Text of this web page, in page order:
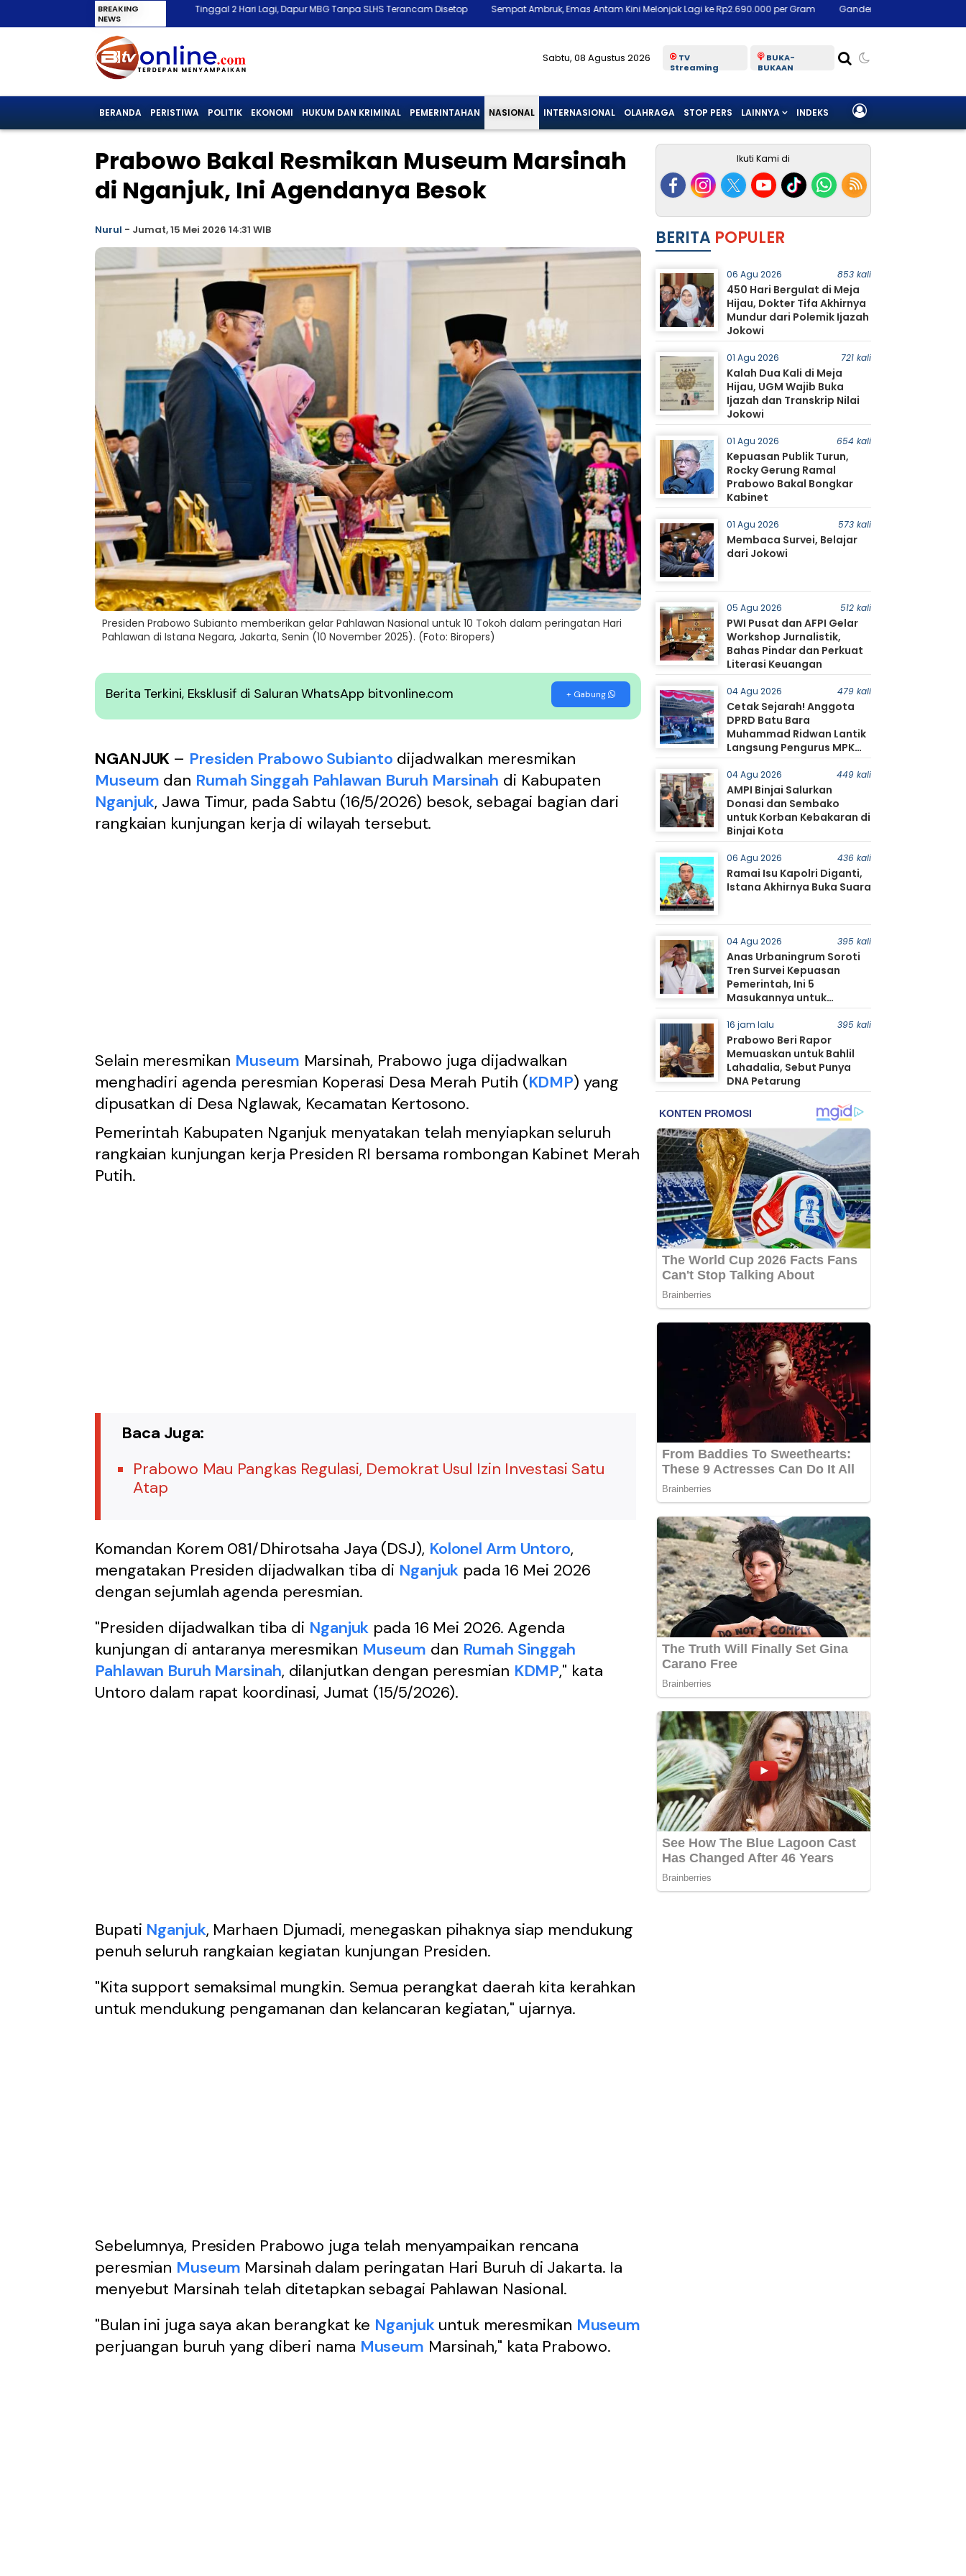
BREAKING
NEWS
Tinggal 2 Hari Lagi, Dapur MBG Tanpa SLHS Terancam Disetop Sempat Ambruk, Emas Antam Kini Melonjak Lagi ke Rp2.690.000 per Gram Gandeng Pemprov Sumut, INALUM Perkuat
Sabtu, 08 Agustus 2026
TV
Streaming
BUKA-
BUKAAN
BERANDA PERISTIWA POLITIK EKONOMI HUKUM DAN KRIMINAL PEMERINTAHAN NASIONAL INTERNASIONAL OLAHRAGA STOP PERS LAINNYA INDEKS
Prabowo Bakal Resmikan Museum Marsinah
di Nganjuk, Ini Agendanya Besok
Nurul - Jumat, 15 Mei 2026 14:31 WIB
Presiden Prabowo Subianto memberikan gelar Pahlawan Nasional untuk 10 Tokoh dalam peringatan Hari
Pahlawan di Istana Negara, Jakarta, Senin (10 November 2025). (Foto: Biropers)
Berita Terkini, Eksklusif di Saluran WhatsApp bitvonline.com + Gabung
NGANJUK – Presiden Prabowo Subianto dijadwalkan meresmikan
Museum dan Rumah Singgah Pahlawan Buruh Marsinah di Kabupaten
Nganjuk, Jawa Timur, pada Sabtu (16/5/2026) besok, sebagai bagian dari
rangkaian kunjungan kerja di wilayah tersebut.
Selain meresmikan Museum Marsinah, Prabowo juga dijadwalkan
menghadiri agenda peresmian Koperasi Desa Merah Putih (KDMP) yang
dipusatkan di Desa Nglawak, Kecamatan Kertosono.
Pemerintah Kabupaten Nganjuk menyatakan telah menyiapkan seluruh
rangkaian kunjungan kerja Presiden RI bersama rombongan Kabinet Merah
Putih.
Baca Juga:
Prabowo Mau Pangkas Regulasi, Demokrat Usul Izin Investasi Satu
Atap
Komandan Korem 081/Dhirotsaha Jaya (DSJ), Kolonel Arm Untoro,
mengatakan Presiden dijadwalkan tiba di Nganjuk pada 16 Mei 2026
dengan sejumlah agenda peresmian.
"Presiden dijadwalkan tiba di Nganjuk pada 16 Mei 2026. Agenda
kunjungan di antaranya meresmikan Museum dan Rumah Singgah
Pahlawan Buruh Marsinah, dilanjutkan dengan peresmian KDMP," kata
Untoro dalam rapat koordinasi, Jumat (15/5/2026).
Bupati Nganjuk, Marhaen Djumadi, menegaskan pihaknya siap mendukung
penuh seluruh rangkaian kegiatan kunjungan Presiden.
"Kita support semaksimal mungkin. Semua perangkat daerah kita kerahkan
untuk mendukung pengamanan dan kelancaran kegiatan," ujarnya.
Sebelumnya, Presiden Prabowo juga telah menyampaikan rencana
peresmian Museum Marsinah dalam peringatan Hari Buruh di Jakarta. Ia
menyebut Marsinah telah ditetapkan sebagai Pahlawan Nasional.
"Bulan ini juga saya akan berangkat ke Nganjukuntuk meresmikan Museum
perjuangan buruh yang diberi nama Museum Marsinah," kata Prabowo.
Ikuti Kami di
BERITA POPULER
06 Agu 2026 853 kali
450 Hari Bergulat di Meja
Hijau, Dokter Tifa Akhirnya
Mundur dari Polemik Ijazah
Jokowi
01 Agu 2026 721 kali
Kalah Dua Kali di Meja
Hijau, UGM Wajib Buka
Ijazah dan Transkrip Nilai
Jokowi
01 Agu 2026 654 kali
Kepuasan Publik Turun,
Rocky Gerung Ramal
Prabowo Bakal Bongkar
Kabinet
01 Agu 2026 573 kali
Membaca Survei, Belajar
dari Jokowi
05 Agu 2026 512 kali
PWI Pusat dan AFPI Gelar
Workshop Jurnalistik,
Bahas Pindar dan Perkuat
Literasi Keuangan
04 Agu 2026 479 kali
Cetak Sejarah! Anggota
DPRD Batu Bara
Muhammad Ridwan Lantik
Langsung Pengurus MPK
SMA Negeri 1 Tanjung Tiram
04 Agu 2026 449 kali
AMPI Binjai Salurkan
Donasi dan Sembako
untuk Korban Kebakaran di
Binjai Kota
06 Agu 2026 436 kali
Ramai Isu Kapolri Diganti,
Istana Akhirnya Buka Suara
04 Agu 2026 395 kali
Anas Urbaningrum Soroti
Tren Survei Kepuasan
Pemerintah, Ini 5
Masukannya untuk
Prabowo
16 jam lalu 395 kali
Prabowo Beri Rapor
Memuaskan untuk Bahlil
Lahadalia, Sebut Punya
DNA Petarung